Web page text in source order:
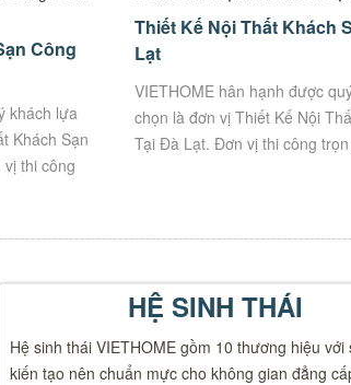
Công
khách lựa
Khách Sạn
thi công
Thiết Kế Nội Thất Khách
Lạt
VIETHOME hân hạnh được
chọn là đơn vị Thiết Kế Nội
Tại Đà Lạt. Đơn vị thi công
HỆ SINH THÁI
Hệ sinh thái VIETHOME gồm 10 thương hiệu với
kiến tạo nên chuẩn mực cho không gian đẳng